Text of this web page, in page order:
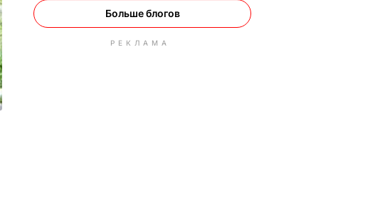
Больше блогов
РЕКЛАМА